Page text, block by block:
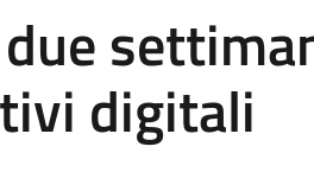
digitali